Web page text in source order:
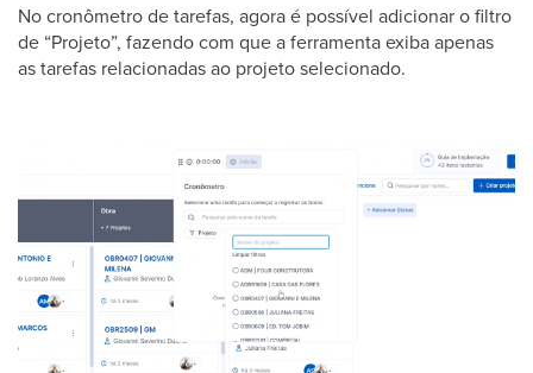
No cronômetro de tarefas, agora é possível adicionar o filtro
de “Projeto”, fazendo com que a ferramenta exiba apenas
as tarefas relacionadas ao projeto selecionado.